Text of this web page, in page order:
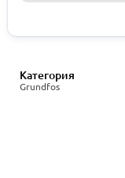
Grundfos
Категория